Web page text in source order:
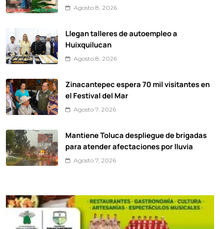
Agosto 8, 2026
Llegan talleres de autoempleo a
Huixquilucan
Agosto 8, 2026
Zinacantepec espera 70 mil visitantes en
el Festival del Mar
Agosto 7, 2026
Mantiene Toluca despliegue de brigadas
para atender afectaciones por lluvia
Agosto 7, 2026